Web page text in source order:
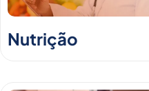
Nutrição